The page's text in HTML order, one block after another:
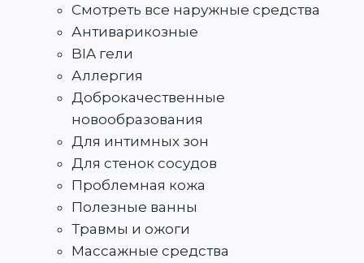
Смотреть все наружные средства
Антиварикозные
BIA гели
Аллергия
Доброкачественные
новообразования
Для интимных зон
Для стенок сосудов
Проблемная кожа
Полезные ванны
Травмы и ожоги
Массажные средства